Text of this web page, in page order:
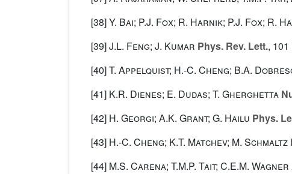
[38]Y. Bai; P.J. Fox; R. Harnik; P.J. Fox; R.
[39]J.L. Feng; J. Kumar Phys. Rev. Lett., 101
[40]T. Appelquist; H.-C. Cheng; B.A.
[41] K.R. Dienes; E. Dudas; T. Gherghetta
[42] H. Georgi; A.K. Grant; G. Hailu Phys.
[43] H.-C. Cheng; K.T. Matchev; M. Schmaltz
[44] M.S. Carena; T.M.P. Tait; C.E.M. Wagner